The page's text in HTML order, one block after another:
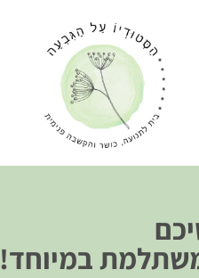
במיוחד!